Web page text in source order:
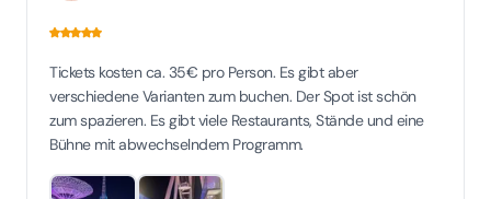
Tickets kosten ca. 35€ pro Person. Es gibt aber
verschiedene Varianten zum buchen. Der Spot ist schön
zum spazieren. Es gibt viele Restaurants, Stände und eine
Bühne mit abwechselndem Programm.